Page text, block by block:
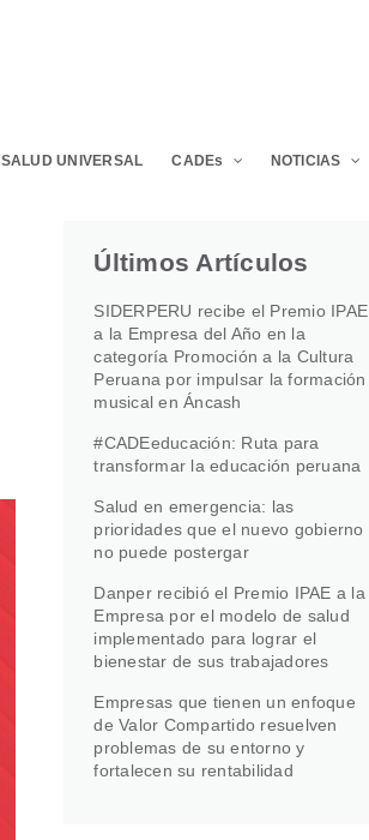
SALUD UNIVERSAL CADEs NOTICIAS
Últimos Artículos
SIDERPERU recibe el Premio IPAE
a la Empresa del Año en la
categoría Promoción a la Cultura
Peruana por impulsar la formación
musical en Áncash
#CADEeducación: Ruta para
transformar la educación peruana
Salud en emergencia: las
prioridades que el nuevo gobierno
no puede postergar
Danper recibió el Premio IPAE a la
Empresa por el modelo de salud
implementado para lograr el
bienestar de sus trabajadores
Empresas que tienen un enfoque
de Valor Compartido resuelven
problemas de su entorno y
fortalecen su rentabilidad